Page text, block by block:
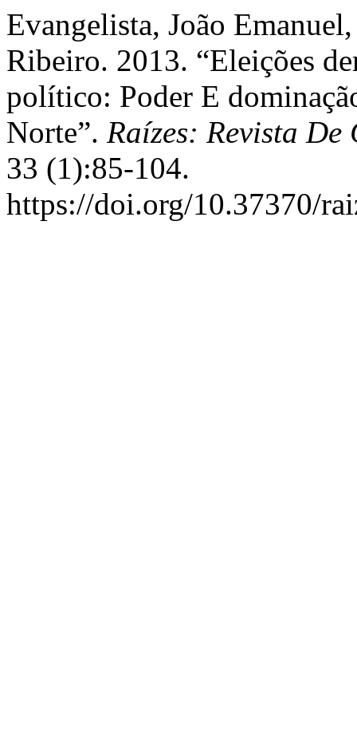
Evangelista, João
Ribeiro. 2013. “Eleições
político: Poder E
Norte”. Raízes: Revista
33 (1):85-104.
https://doi.org/10.37370/